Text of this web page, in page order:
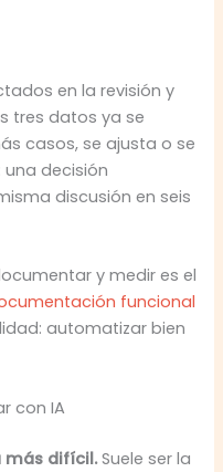
en la revisión y
tres datos ya se
casos, se ajusta o se
una decisión
discusión en seis
y medir es el
funcional
automatizar bien
con IA
más difícil.Suele ser la